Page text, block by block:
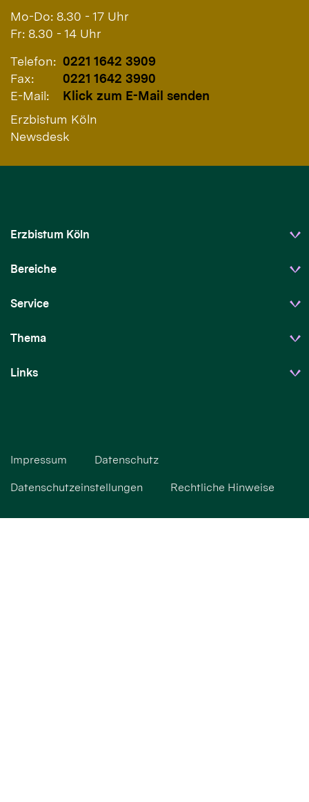
Mo-Do: 8.30 - 17 Uhr
Fr: 8.30 - 14 Uhr
Telefon: 0221 1642 3909
Fax:
0221 1642 3990
E-Mail:
Klick zum E-Mail senden
Erzbistum Köln
Newsdesk
Erzbistum Köln
Bereiche
Service
Thema
Links
Impressum Datenschutz
Datenschutzeinstellungen Rechtliche Hinweise